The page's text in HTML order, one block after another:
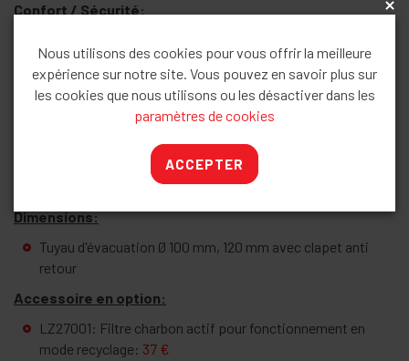
Confort / Sécurité:
Bandeau de commande avec boutons-poussoirs
1 moteur
Niveau sonore selon les normes EN 60704-3 et EN 60704-
2-13 en évacuation:
Fonctionnement normal: 58 dB (A) ou 72 dB(A) re 1 pW
2 filtre(s) métallique(s), lavable(s) au lave-vaisselle
Eclairage du plan de travail : 2 x LED 4W E14
Dimensions:
Tuyau d'évacuation Ø 100 mm, 120 mm avec clapet anti
retour
Accessoire en option:
LZ27001: Filtre charbon actif pour fonctionnement en
mode recyclage: 37 €
x
Nous utilisons des cookies pour vous offrir la meilleure
expérience sur notre site. Vous pouvez en savoir plus sur
les cookies que nous utilisons ou les désactiver dans les
paramètres de cookies
ACCEPTER